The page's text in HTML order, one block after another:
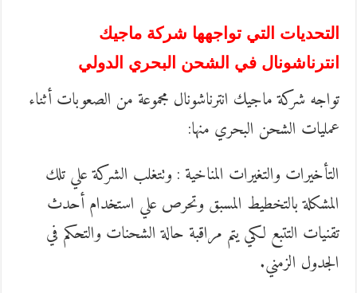
التحديات التي تواجهها شركة ماجيك
انترناشونال في الشحن البحري الدولي
تواجه شركة ماجيك انترناشونال مجموعة من الصعوبات أثناء
عمليات الشحن البحري منها:
التأخيرات والتغيرات المناخية : وتتغلب الشركة علي تلك
المشكلة بالتخطيط المسبق وتحرص علي استخدام أحدث
تقنيات التتبع لكي يتم مراقبة حالة الشحنات والتحكم في
الجدول الزمني.